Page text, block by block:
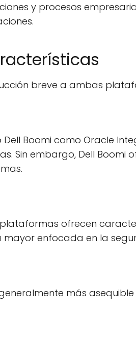
y procesos
breve a ambas
Boomi como Oracle
Sin embargo, Dell
ofrecen
mayor enfocada en la
más